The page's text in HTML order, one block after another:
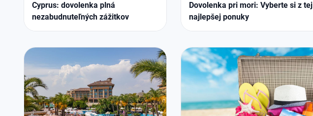
Cyprus: dovolenka plná
nezabudnuteľných zážitkov
Dovolenka pri mori: Vyberte si z tej
najlepšej ponuky